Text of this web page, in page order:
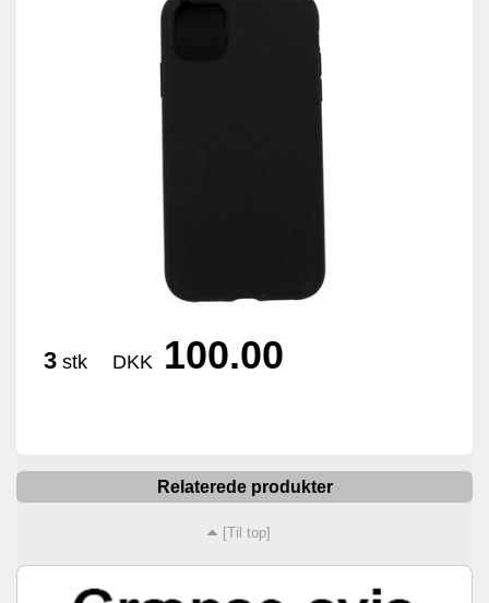
3 stk DKK 100.00
Relaterede produkter
[Til top]